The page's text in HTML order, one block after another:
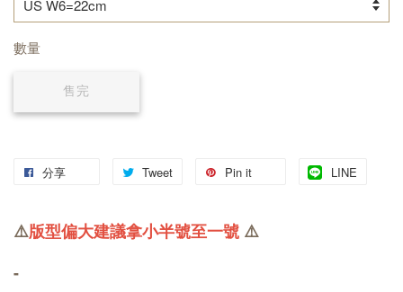
數量
售完
分享 Tweet Pin it LINE
⚠️版型偏大建議拿小半號至一號 ⚠️
-